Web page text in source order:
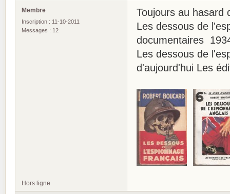
Membre
Inscription : 11-10-2011
Messages : 12
Toujours au hasard
Les dessous de
documentaires
Les dessous de
d'aujourd'hui Les
Hors ligne